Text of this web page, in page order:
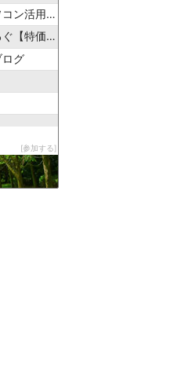
ン活用術
価情報】
グ
参加する